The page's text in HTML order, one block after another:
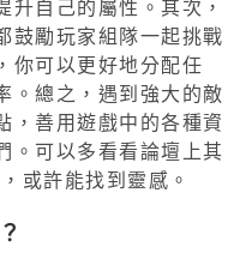
自己的屬性。其次，
鼓勵玩家組隊一起挑戰
你可以更好地分配任
。總之，遇到強大的敵
，善用遊戲中的各種資
。可以多看看論壇上其
或許能找到靈感。